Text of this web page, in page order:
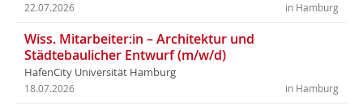
in Hamburg
22.07.2026
Wiss. Mitarbeiter:in – Architektur und
Städtebaulicher Entwurf (m/w/d)
HafenCity Universität Hamburg
in Hamburg
18.07.2026